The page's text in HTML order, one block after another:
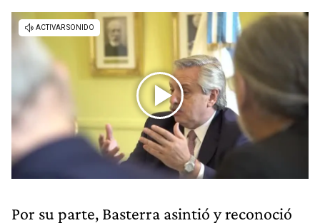
Por su parte, Basterra asintió y reconoció